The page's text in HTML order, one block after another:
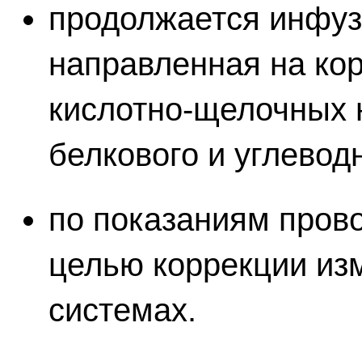
продолжается
направленная на
кислотно-
белкового и
по показаниям
целью коррекции
системах.